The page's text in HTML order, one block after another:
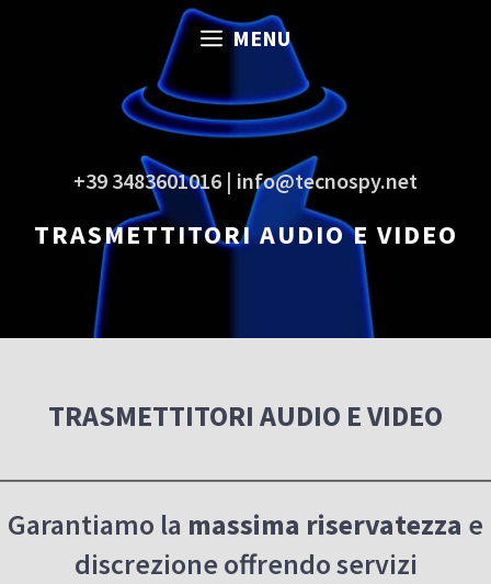
MENU
+39 3483601016 | info@tecnospy.net
TRASMETTITORI AUDIO E VIDEO
TRASMETTITORI AUDIO E VIDEO
Garantiamo la massima riservatezza e
discrezione offrendo servizi